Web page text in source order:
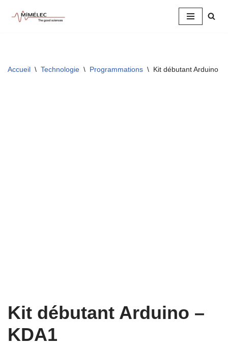
Accueil \ Technologie \ Programmations \ Kit débutant Arduino –
Kit débutant Arduino –
KDA1